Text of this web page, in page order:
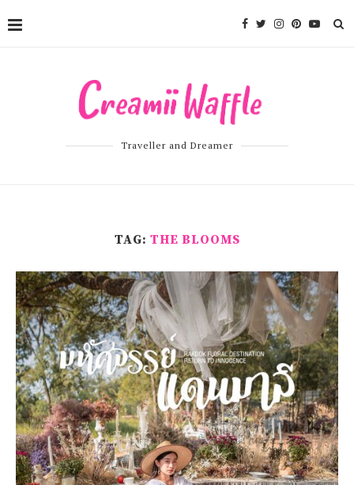
Traveller and Dreamer
TAG: THE BLOOMS